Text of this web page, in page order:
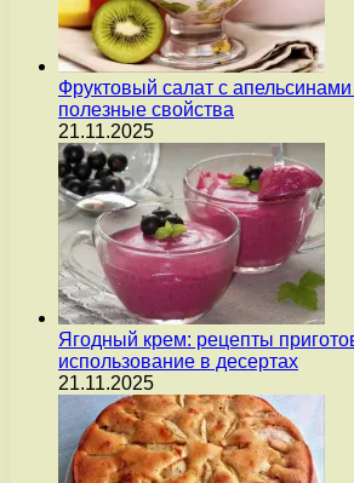
Фруктовый салат с
полезные свойства
21.11.2025
Ягодный крем: рецепты
использование в десертах
21.11.2025